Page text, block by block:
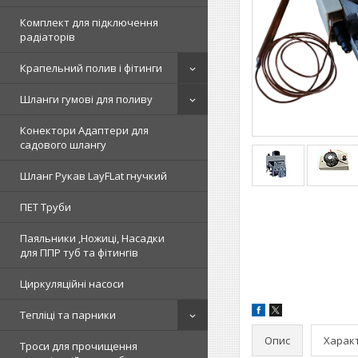
Комплект для підключення
радіаторів
Крапельний полив і фітинги
Шланги гумові для поливу
Конектори Адаптери для
садового шлангу
Шланг Рукав LayFLat гнучкий
ПЕТ Труби
Паяльники ,Ножиці, Насадки
для ППР туб та фітингів
Циркуляційні насоси
Тепліці та парники
Троси для прочищення
Опис